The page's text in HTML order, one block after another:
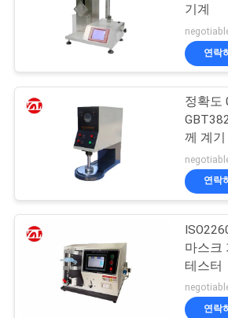
뉴
용
문
장력 시험기
금속 탐지기
기계
연락
정확도
께 계기
연락
마스크
테스터
연락